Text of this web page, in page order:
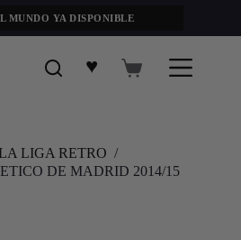
MUNDO YA DISPONIBLE
♥
LIGA RETRO /
DE MADRID 2014/15